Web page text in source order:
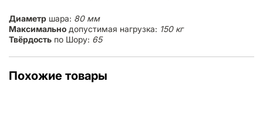
Диаметр шара: 80 мм
Максимально допустимая нагрузка: 150 кг
Твёрдость по Шору: 65
Похожие товары